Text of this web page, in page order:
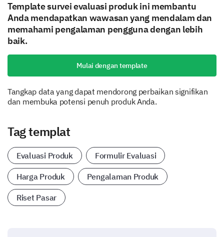
Template survei evaluasi produk ini membantu
Anda mendapatkan wawasan yang mendalam dan
memahami pengalaman pengguna dengan lebih
baik.
Mulai dengan template
Tangkap data yang dapat mendorong perbaikan signifikan
dan membuka potensi penuh produk Anda.
Tag templat
Evaluasi Produk Formulir Evaluasi
Harga Produk Pengalaman Produk
Riset Pasar